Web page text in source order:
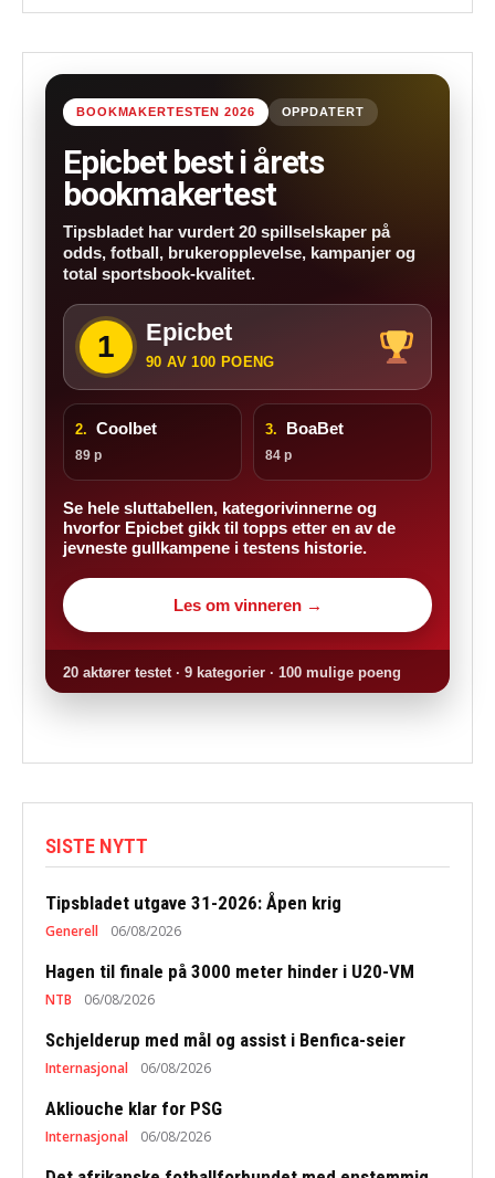
BOOKMAKERTESTEN 2026 OPPDATERT
Epicbet best i årets
bookmakertest
Tipsbladet har vurdert 20 spillselskaper på
odds, fotball, brukeropplevelse, kampanjer og
total sportsbook-kvalitet.
1 Epicbet
90 AV 100 POENG
2. Coolbet
89 p
3. BoaBet
84 p
Se hele sluttabellen, kategorivinnerne og
hvorfor Epicbet gikk til topps etter en av de
jevneste gullkampene i testens historie.
Les om vinneren →
20 aktører testet · 9 kategorier · 100 mulige poeng
SISTE NYTT
Tipsbladet utgave 31-2026: Åpen krig
Generell 06/08/2026
Hagen til finale på 3000 meter hinder i U20-VM
NTB 06/08/2026
Schjelderup med mål og assist i Benfica-seier
Internasjonal 06/08/2026
Akliouche klar for PSG
Internasjonal 06/08/2026